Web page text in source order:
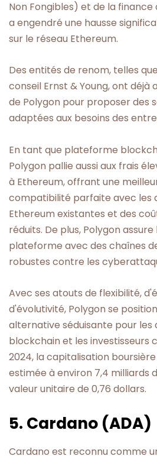
Non Fongibles) et de la
a engendré une hausse
sur le réseau Ethereum.
Des entités de renom, telles
conseil Ernst & Young, ont
de Polygon pour proposer des
adaptées aux besoins des
En tant que plateforme
Polygon pallie aussi aux frais
à Ethereum, offrant une
compatibilité parfaite avec les
Ethereum existantes et des
réduits. De plus, Polygon
plateforme avec des chaînes
robustes contre les
Avec ses atouts de flexibilité,
d'évolutivité, Polygon se
alternative séduisante pour les
blockchain et les investisseurs
2024, la capitalisation
estimée à environ 7,4 milliards
valeur unitaire de 0,76 dollars.
5. Cardano (ADA)
Cardano est reconnu comme